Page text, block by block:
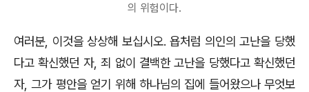
의 위험이다.
여러분, 이것을 상상해 보십시오. 욥처럼 의인의 고난을 당했
다고 확신했던 자, 죄 없이 결백한 고난을 당했다고 확신했던
자, 그가 평안을 얻기 위해 하나님의 집에 들어왔으나 무엇보